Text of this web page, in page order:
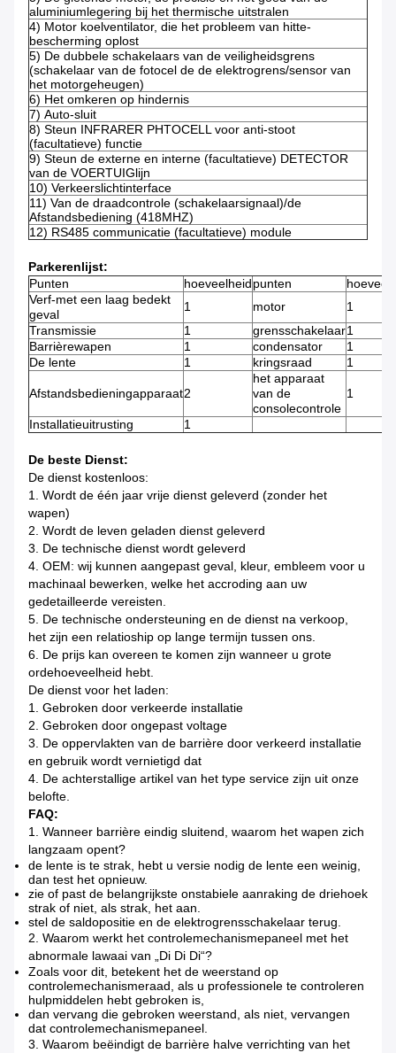
aluminiumlegering bij het thermische uitstralen
4) Motor koelventilator, die het probleem van hitte-
bescherming oplost
5) De dubbele schakelaars van de veiligheidsgrens
(schakelaar van de fotocel de de elektrogrens/sensor van
het motorgeheugen)
6) Het omkeren op hindernis
7) Auto-sluit
8) Steun INFRARER PHTOCELL voor anti-stoot
(facultatieve) functie
9) Steun de externe en interne (facultatieve) DETECTOR
van de VOERTUIGlijn
10) Verkeerslichtinterface
11) Van de draadcontrole (schakelaarsignaal)/de
Afstandsbediening (418MHZ)
12) RS485 communicatie (facultatieve) module
Parkerenlijst:
Punten
hoeveelheidpunten
Verf-met een laag bedekt
geval
1 motor
1
Transmissie
1 grensschakelaar1
Barrièrewapen
1 condensator
1
De lente
1 kringsraad 1
Afstandsbedieningapparaat2
het apparaat
van de
consolecontrole
1
Installatieuitrusting 1
De beste Dienst:
De dienst kostenloos:
1. Wordt de één jaar vrije dienst geleverd (zonder het
wapen)
2. Wordt de leven geladen dienst geleverd
3. De technische dienst wordt geleverd
4. OEM: wij kunnen aangepast geval, kleur, embleem voor u
machinaal bewerken, welke het accroding aan uw
gedetailleerde vereisten.
5. De technische ondersteuning en de dienst na verkoop,
het zijn een relatioship op lange termijn tussen ons.
6. De prijs kan overeen te komen zijn wanneer u grote
ordehoeveelheid hebt.
De dienst voor het laden:
1. Gebroken door verkeerde installatie
2. Gebroken door ongepast voltage
3. De oppervlakten van de barrière door verkeerd installatie
en gebruik wordt vernietigd dat
4. De achterstallige artikel van het type service zijn uit onze
belofte.
FAQ:
1. Wanneer barrière eindig sluitend, waarom het wapen zich
langzaam opent?
de lente is te strak, hebt u versie nodig de lente een weinig,
dan test het opnieuw.
zie of past de belangrijkste onstabiele aanraking de driehoek
strak of niet, als strak, het aan.
stel de saldopositie en de elektrogrensschakelaar terug.
2. Waarom werkt het controlemechanismepaneel met het
abnormale lawaai van „Di Di Di“?
Zoals voor dit, betekent het de weerstand op
controlemechanismeraad, als u professionele te controleren
hulpmiddelen hebt gebroken is,
dan vervang die gebroken weerstand, als niet, vervangen
dat controlemechanismepaneel.
3. Waarom beëindigt de barrière halve verrichting van het